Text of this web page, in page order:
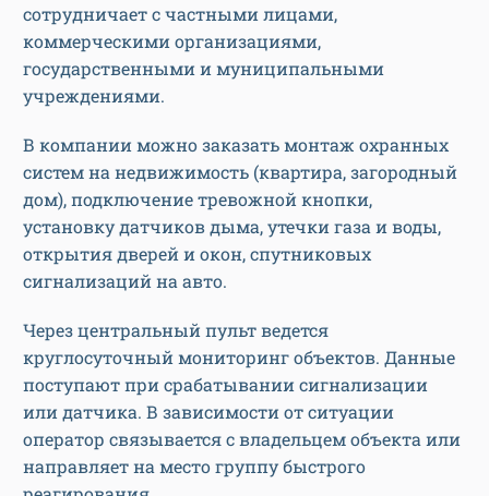
сотрудничает с частными лицами,
коммерческими организациями,
государственными и муниципальными
учреждениями.
В компании можно заказать монтаж охранных
систем на недвижимость (квартира, загородный
дом), подключение тревожной кнопки,
установку датчиков дыма, утечки газа и воды,
открытия дверей и окон, спутниковых
сигнализаций на авто.
Через центральный пульт ведется
круглосуточный мониторинг объектов. Данные
поступают при срабатывании сигнализации
или датчика. В зависимости от ситуации
оператор связывается с владельцем объекта или
направляет на место группу быстрого